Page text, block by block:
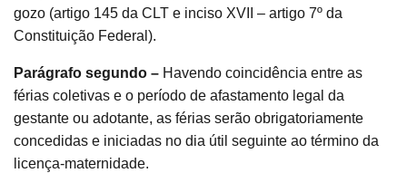
gozo (artigo 145 da CLT e inciso XVII – artigo 7º da
Constituição Federal).
Parágrafo segundo – Havendo coincidência entre as
férias coletivas e o período de afastamento legal da
gestante ou adotante, as férias serão obrigatoriamente
concedidas e iniciadas no dia útil seguinte ao término da
licença-maternidade.